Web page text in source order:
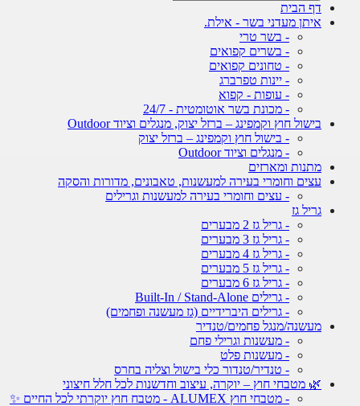
דף הבית
איתן מעדני בשר - אילת.
- בשר טרי
- בשרים קפואים
- טחונים קפואים
- יינות טפרברג
- עופות - קפוא
- מכונת בשר אוטומטית - 24/7
בישול חוץ וקמפינג – ברזל יצוק, מנגלים וציוד Outdoor
- בישול חוץ וקמפינג – ברזל יצוק
- מנגלים וציוד Outdoor
מתנות ומארזים
עצים וחומרי בעירה למעשנות, טאבונים, מדורות והסקה
- עצים וחומרי בעירה למעשנות וגרילים
גריל גז
- גריל גז 2 מבערים
- גריל גז 3 מבערים
- גריל גז 4 מבערים
- גריל גז 5 מבערים
- גריל גז 6 מבערים
- גרילים Built-In / Stand-Alone
- גרילים היברידיים (גז מעשנה ופחמים)
מעשנה/מנגל פחמים/טנדיר
- מעשנות וגרילי פחם
- מעשנות פלט
- טנדיר/טנדור כלי בישול וצליה בחרס
🌿 מטבחי חוץ – יוקרה, עיצוב וחדשנות לכל חלל חיצוני
- מטבחי חוץ ALUMEX - מטבח חוץ יוקרתי לכל החיים ✨